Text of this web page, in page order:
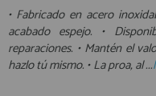
Neveras y Termos
Seguridad
Vela y Maniobra
Área
Regístrate y
• Fabricado en acero
acabado espejo. •
reparaciones. • Mantén el
hazlo tú mismo. • La proa, al ...